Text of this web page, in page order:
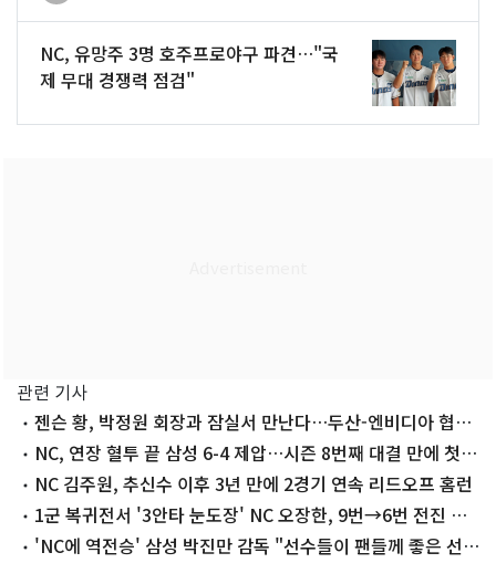
NC, 유망주 3명 호주프로야구 파견…"국
제 무대 경쟁력 점검"
관련 기사
젠슨 황, 박정원 회장과 잠실서 만난다…두산-엔비디아 협력
주목NC, 연장 혈투 끝 삼성 6-4 제압…시즌 8번째 대결 만에 첫
승리NC 김주원, 추신수 이후 3년 만에 2경기 연속 리드오프 홈런
1군 복귀전서 '3안타 눈도장' NC 오장한, 9번→6번 전진 배
치 'NC에 역전승' 삼성 박진만 감독 "선수들이 팬들께 좋은 선물